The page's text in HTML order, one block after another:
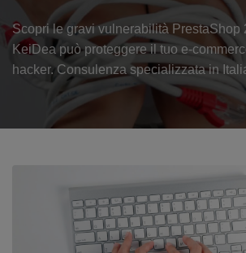
Scopri le gravi vulnerabilità PrestaShop
KeiDea può proteggere il tuo e-
hacker. Consulenza specializzata in